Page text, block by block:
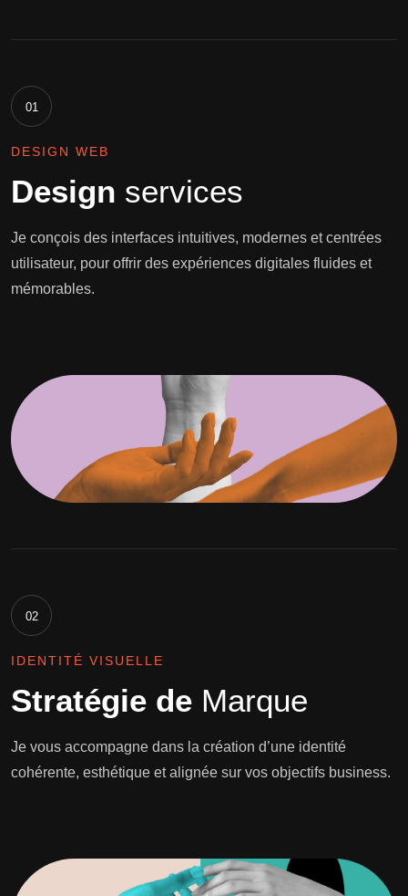
01
DESIGN WEB
Design services
Je conçois des interfaces intuitives, modernes et centrées
utilisateur, pour offrir des expériences digitales fluides et
mémorables.
02
IDENTITÉ VISUELLE
Stratégie de Marque
Je vous accompagne dans la création d’une identité
cohérente, esthétique et alignée sur vos objectifs business.